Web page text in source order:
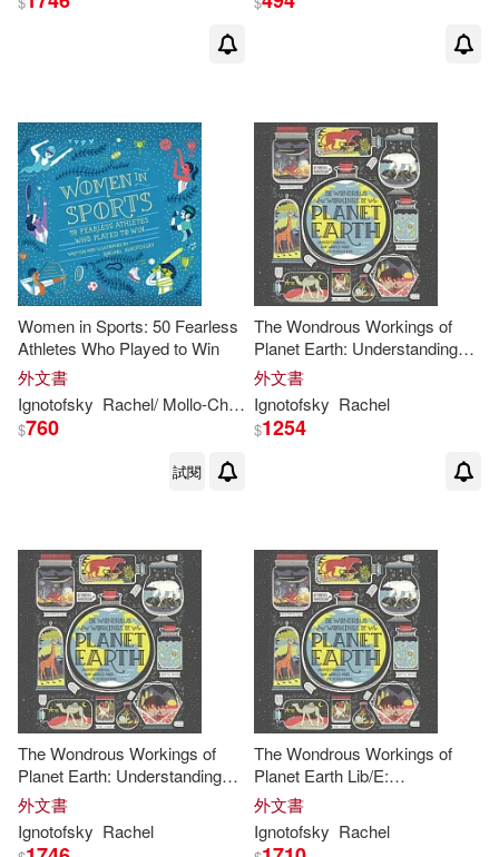
Women in Sports: 50 Fearless
Athletes Who Played to Win
外文書
Ignotofsky Rachel/ Mollo-Christensen Sarah (NRT)
$760
試閱
The Wondrous Workings of
Planet Earth: Understanding
Our World and Its Ecosystems
外文書
Ignotofsky Rachel
$1254
The Wondrous Workings of
Planet Earth: Understanding
Our World and Its Ecosystems
外文書
Ignotofsky Rachel
The Wondrous Workings of
Planet Earth Lib/E:
Understanding Our World and
Its Ecosystems
外文書
Ignotofsky Rachel